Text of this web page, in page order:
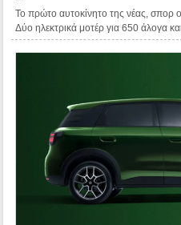
Το πρώτο αυτοκίνητο της νέας, σπορ
Δύο ηλεκτρικά μοτέρ για 650 άλογα